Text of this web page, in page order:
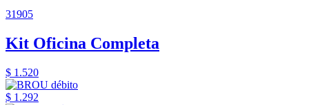
31905
Kit Oficina Completa
$ 1.520
$ 1.292